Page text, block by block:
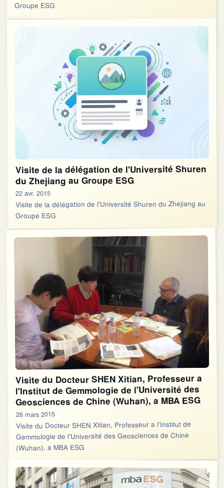
Groupe ESG
Visite de la délégation de l'Université Shuren
du Zhejiang au Groupe ESG
22 avr. 2015
Visite de la délégation de l'Université Shuren du Zhejiang au
Groupe ESG
Visite du Docteur SHEN Xitian, Professeur a
l'Institut de Gemmologie de l'Université des
Geosciences de Chine (Wuhan), a MBA ESG
26 mars 2015
Visite du Docteur SHEN Xitian, Professeur a l'Institut de
Gemmologie de l'Université des Geosciences de Chine
(Wuhan), a MBA ESG